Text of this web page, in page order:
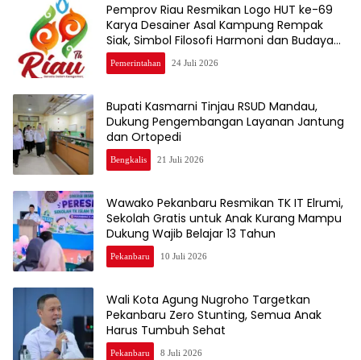
Pemprov Riau Resmikan Logo HUT ke-69
Karya Desainer Asal Kampung Rempak
Siak, Simbol Filosofi Harmoni dan Budaya
Melayu
Pemerintahan 24 Juli 2026
Bupati Kasmarni Tinjau RSUD Mandau,
Dukung Pengembangan Layanan Jantung
dan Ortopedi
Bengkalis 21 Juli 2026
Wawako Pekanbaru Resmikan TK IT Elrumi,
Sekolah Gratis untuk Anak Kurang Mampu
Dukung Wajib Belajar 13 Tahun
Pekanbaru 10 Juli 2026
Wali Kota Agung Nugroho Targetkan
Pekanbaru Zero Stunting, Semua Anak
Harus Tumbuh Sehat
Pekanbaru 8 Juli 2026